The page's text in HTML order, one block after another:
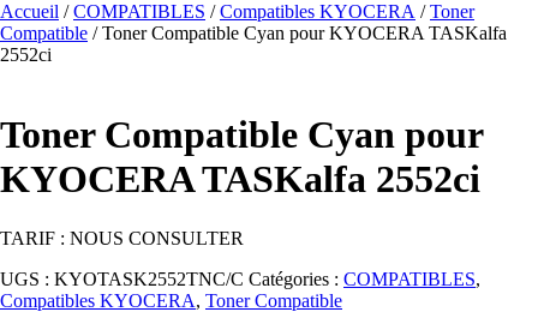
Accueil /COMPATIBLES /Compatibles KYOCERA /Toner
Compatible / Toner Compatible Cyan pour KYOCERA TASKalfa
2552ci
Toner Compatible Cyan pour
KYOCERA TASKalfa 2552ci
TARIF : NOUS CONSULTER
UGS : KYOTASK2552TNC/C Catégories : COMPATIBLES,
Compatibles KYOCERA, Toner Compatible